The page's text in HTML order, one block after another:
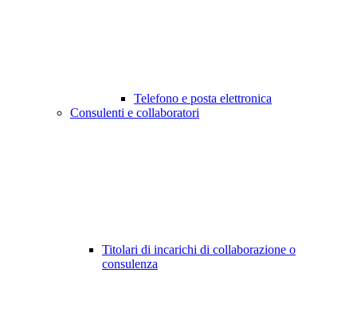
Telefono e posta elettronica
Consulenti e collaboratori
Titolari di incarichi di collaborazione o
consulenza